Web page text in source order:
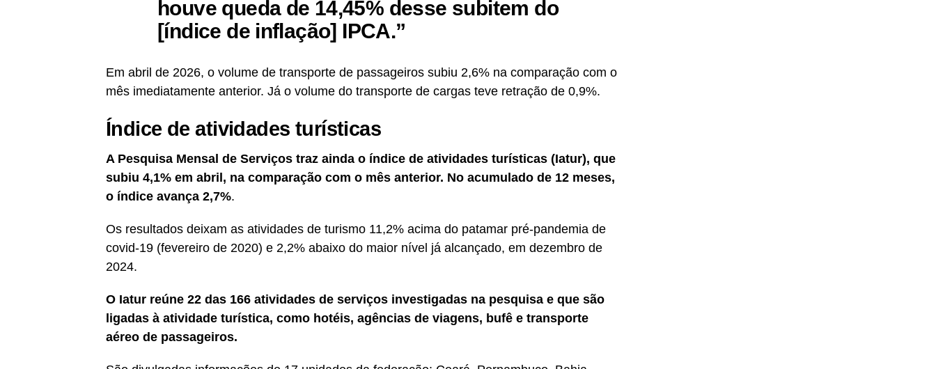
houve queda de 14,45% desse subitem do
[índice de inflação] IPCA.”
Em abril de 2026, o volume de transporte de passageiros subiu 2,6% na comparação com o
mês imediatamente anterior. Já o volume do transporte de cargas teve retração de 0,9%.
Índice de atividades turísticas
A Pesquisa Mensal de Serviços traz ainda o índice de atividades turísticas (Iatur), que
subiu 4,1% em abril, na comparação com o mês anterior. No acumulado de 12 meses,
o índice avança 2,7%.
Os resultados deixam as atividades de turismo 11,2% acima do patamar pré-pandemia de
covid-19 (fevereiro de 2020) e 2,2% abaixo do maior nível já alcançado, em dezembro de
2024.
O Iatur reúne 22 das 166 atividades de serviços investigadas na pesquisa e que são
ligadas à atividade turística, como hotéis, agências de viagens, bufê e transporte
aéreo de passageiros.